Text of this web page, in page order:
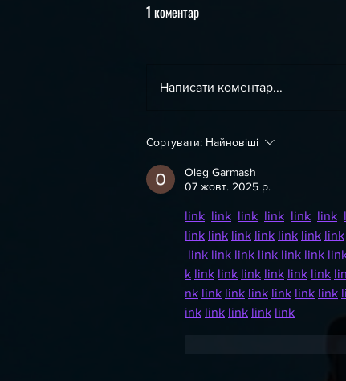
1 коментар
Написати коментар...
Сортувати: Найновіші
Oleg Garmash
07 жовт. 2025 р.
link link link link link link
link link link link link link link
link link link link link link
k link link link link link link
nk link link link link link link
ink link link link link